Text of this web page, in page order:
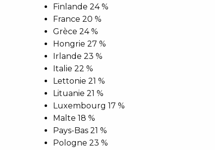
Finlande 24 %
France 20 %
Grèce 24 %
Hongrie 27 %
Irlande 23 %
Italie 22 %
Lettonie 21 %
Lituanie 21 %
Luxembourg 17 %
Malte 18 %
Pays-Bas 21 %
Pologne 23 %